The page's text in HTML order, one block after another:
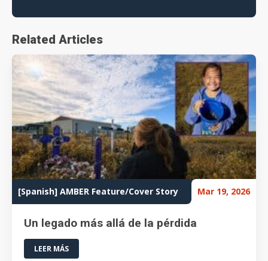
Related Articles
[Spanish] AMBER Feature/Cover Story Mar 19, 2026
Un legado más allá de la pérdida
LEER MÁS